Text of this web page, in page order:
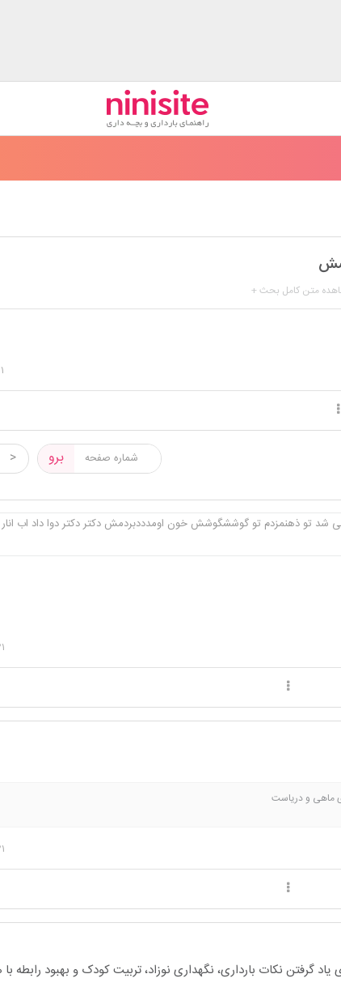
متن کامل بحث +
جمله قشنگ بگو حالم خوب شه بعد برو بخواب
> برو
شد تو ذهنمزدم تو گوششگوشش خون اومدددبردمش دکتر دکتر دوا داد اب
ماهی و دریاست
گرفتن نکات بارداری، نگهداری نوزاد، تربیت کودک و بهبود رابطه